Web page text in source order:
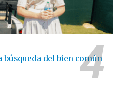
búsqueda del bien común